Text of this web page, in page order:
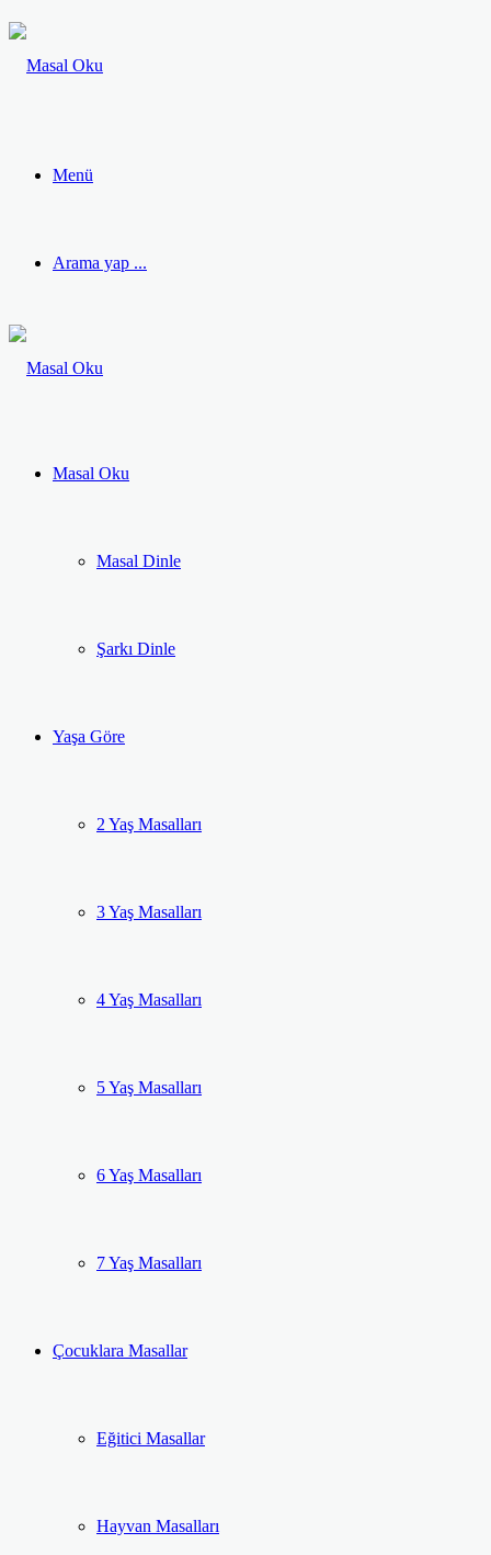
Menü
Arama yap ...
Masal Oku
Masal Dinle
Şarkı Dinle
Yaşa Göre
2 Yaş Masalları
3 Yaş Masalları
4 Yaş Masalları
5 Yaş Masalları
6 Yaş Masalları
7 Yaş Masalları
Çocuklara Masallar
Eğitici Masallar
Hayvan Masalları